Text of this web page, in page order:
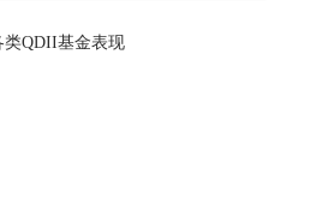
类QDII基金表现